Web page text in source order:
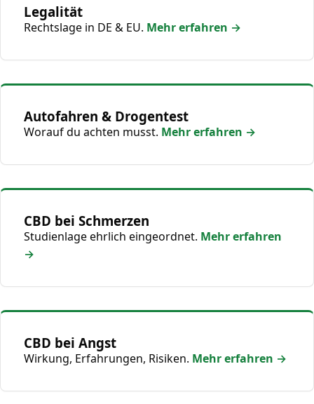
Legalität
Rechtslage in DE & EU. Mehr erfahren →
Autofahren & Drogentest
Worauf du achten musst. Mehr erfahren →
CBD bei Schmerzen
Studienlage ehrlich eingeordnet. Mehr erfahren
→
CBD bei Angst
Wirkung, Erfahrungen, Risiken. Mehr erfahren →